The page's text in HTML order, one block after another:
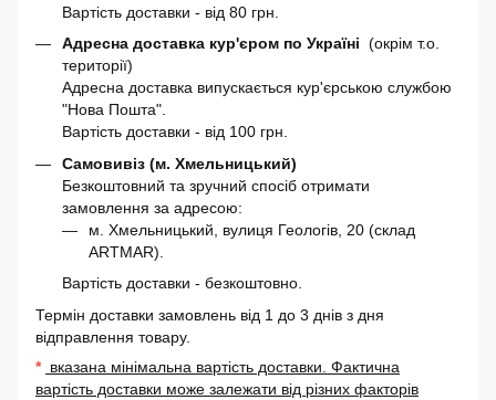
Вартість доставки - від 80 грн.
Адресна доставка кур'єром по Україні (окрім т.о.
території)
Адресна доставка випускається кур'єрською службою
"Нова Пошта".
Вартість доставки - від 100 грн.
Самовивіз (м. Хмельницький)
Безкоштовний та зручний спосіб отримати
замовлення за адресою:
м. Хмельницький, вулиця Геологів, 20 (склад
ARTMAR).
Вартість доставки - безкоштовно.
Термін доставки замовлень від 1 до 3 днів з дня
відправлення товару.
* вказана мінімальна вартість доставки. Фактична
вартість доставки може залежати від різних факторів